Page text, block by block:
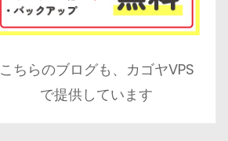
こちらのブログも、カゴヤVPS
で提供しています